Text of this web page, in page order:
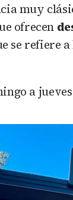
muy
ofrecen
se refiere
a jueves